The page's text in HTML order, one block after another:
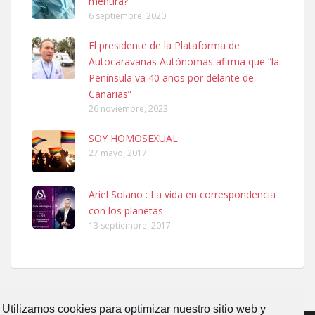
Utilizamos cookies para optimizar nuestro sitio web y
Ninfa perdida
El día 5 se los perdió una ninfa papillera, asustada tiene miedo a la
calle, se perdió por la zon...
Leales.org » Gran Canaria | 6.7.2025
Adopcion
Leales.org » Gran Canaria | 4.7.2025
6 septiembre, 2020
El presidente de la Plataforma de
Autocaravanas Autónomas afirma que “la
Península va 40 años por delante de
Canarias”
26 noviembre, 2023
SOY HOMOSEXUAL
27 mayo, 2017
Ariel Solano : La vida en correspondencia
con los planetas
13 septiembre, 2017